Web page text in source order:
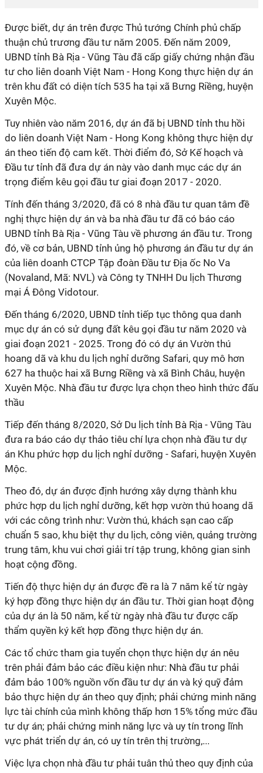
Được biết, dự án trên được Thủ tướng Chính phủ chấp
thuận chủ trương đầu tư năm 2005. Đến năm 2009,
UBND tỉnh Bà Rịa - Vũng Tàu đã cấp giấy chứng nhận đầu
tư cho liên doanh Việt Nam - Hong Kong thực hiện dự án
trên khu đất có diện tích 535 ha tại xã Bưng Riềng, huyện
Xuyên Mộc.
Tuy nhiên vào năm 2016, dự án đã bị UBND tỉnh thu hồi
do liên doanh Việt Nam - Hong Kong không thực hiện dự
án theo tiến độ cam kết. Thời điểm đó, Sở Kế hoạch và
Đầu tư tỉnh đã đưa dự án này vào danh mục các dự án
trọng điểm kêu gọi đầu tư giai đoạn 2017 - 2020.
Tính đến tháng 3/2020, đã có 8 nhà đầu tư quan tâm đề
nghị thực hiện dự án và ba nhà đầu tư đã có báo cáo
UBND tỉnh Bà Rịa - Vũng Tàu về phương án đầu tư. Trong
đó, về cơ bản, UBND tỉnh ủng hộ phương án đầu tư dự án
của liên doanh CTCP Tập đoàn Đầu tư Địa ốc No Va
(Novaland, Mã: NVL) và Công ty TNHH Du lịch Thương
mại Á Đông Vidotour.
Đến tháng 6/2020, UBND tỉnh tiếp tục thông qua danh
mục dự án có sử dụng đất kêu gọi đầu tư năm 2020 và
giai đoạn 2021 - 2025. Trong đó có dự án Vườn thú
hoang dã và khu du lịch nghỉ dưỡng Safari, quy mô hơn
627 ha thuộc hai xã Bưng Riềng và xã Bình Châu, huyện
Xuyên Mộc. Nhà đầu tư được lựa chọn theo hình thức đấu
thầu
Tiếp đến tháng 8/2020, Sở Du lịch tỉnh Bà Rịa - Vũng Tàu
đưa ra báo cáo dự thảo tiêu chí lựa chọn nhà đầu tư dự
án Khu phức hợp du lịch nghỉ dưỡng - Safari, huyện Xuyên
Mộc.
Theo đó, dự án được định hướng xây dựng thành khu
phức hợp du lịch nghỉ dưỡng, kết hợp vườn thú hoang dã
với các công trình như: Vườn thú, khách sạn cao cấp
chuẩn 5 sao, khu biệt thự du lịch, công viên, quảng trường
trung tâm, khu vui chơi giải trí tập trung, không gian sinh
hoạt cộng đồng.
Tiến độ thực hiện dự án được đề ra là 7 năm kể từ ngày
ký hợp đồng thực hiện dự án đầu tư. Thời gian hoạt động
của dự án là 50 năm, kể từ ngày nhà đầu tư được cấp
thẩm quyền ký kết hợp đồng thực hiện dự án.
Các tổ chức tham gia tuyển chọn thực hiện dự án nêu
trên phải đảm bảo các điều kiện như: Nhà đầu tư phải
đảm bảo 100% nguồn vốn đầu tư dự án và ký quỹ đảm
bảo thực hiện dự án theo quy định; phải chứng minh năng
lực tài chính của mình không thấp hơn 15% tổng mức đầu
tư dự án; phải chứng minh năng lực và uy tín trong lĩnh
vực phát triển dự án, có uy tín trên thị trường,...
Việc lựa chọn nhà đầu tư phải tuân thủ theo quy định của